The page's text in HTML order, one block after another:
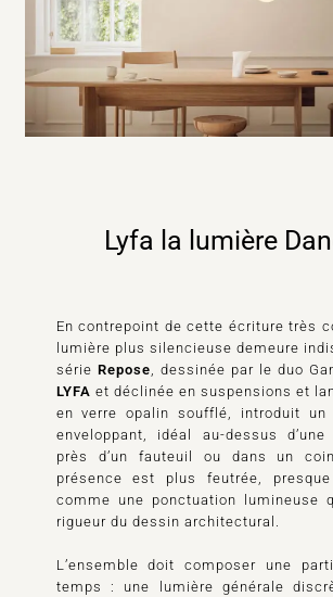
Lyfa la lumière
En contrepoint de cette écriture très
lumière plus silencieuse demeure
série Repose, dessinée par le duo
LYFA et déclinée en suspensions et
en verre opalin soufflé, introduit un
enveloppant, idéal au-dessus
près d’un fauteuil ou dans un
présence est plus feutrée, presque
comme une ponctuation lumineuse
rigueur du dessin architectural.
L’ensemble doit composer une
temps : une lumière générale